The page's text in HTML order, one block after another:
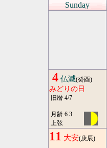
Sunday
4 仏滅(癸酉)
みどりの日
旧暦 4/7
月齢 6.3
上弦
11 大安(庚辰)